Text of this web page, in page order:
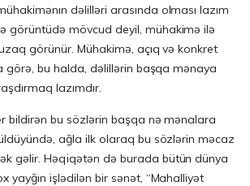
dəlilləri arasında olması lazım
görüntüdə mövcud deyil, mühakimə ilə
görünür. Mühakimə, açıq və konkret
görə, bu halda, dəlillərin başqa mənaya
lazımdır.
bildirən bu sözlərin başqa nə mənalara
ağla ilk olaraq bu sözlərin məcaz
gəlir. Həqiqətən də burada bütün dünya
yayğın işlədilən bir sənət, “Mahalliyət